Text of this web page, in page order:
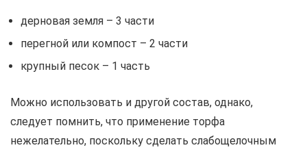
дерновая земля – 3 части
перегной или компост – 2 части
крупный песок – 1 часть
Можно использовать и другой состав, однако,
следует помнить, что применение торфа
нежелательно, поскольку сделать слабощелочным